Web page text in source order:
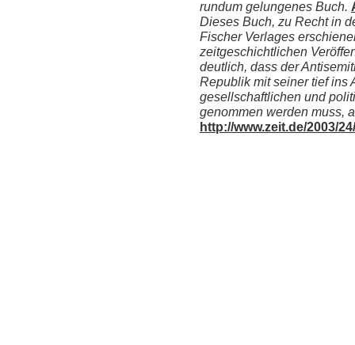
rundum gelungenes Buch.
Dieses Buch, zu Recht in
Fischer Verlages
zeitgeschichtlichen
deutlich, dass der
Republik mit seiner tief ins
gesellschaftlichen und
genommen werden muss,
http://www.zeit.de/2003/